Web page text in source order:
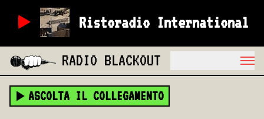
Ristoradio International
RADIO BLACKOUT
ASCOLTA IL COLLEGAMENTO